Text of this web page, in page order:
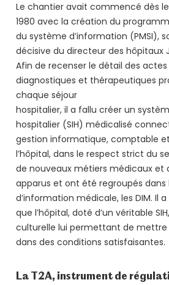
Le chantier avait commencé dès
1980 avec la création du
du système d’information (PMSI),
décisive du directeur des hôpitaux
Afin de recenser le détail des actes
diagnostiques et thérapeutiques
chaque séjour
hospitalier, il a fallu créer un
hospitalier (SIH) médicalisé
gestion informatique, comptable
l’hôpital, dans le respect strict du
de nouveaux métiers médicaux et
apparus et ont été regroupés
d’information médicale, les DIM. Il
que l’hôpital, doté d’un véritable
culturelle lui permettant de
dans des conditions satisfaisantes.
La T2A, instrument de